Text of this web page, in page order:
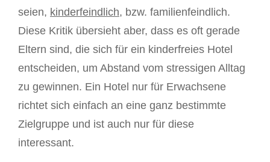
seien, kinderfeindlich, bzw. familienfeindlich.
Diese Kritik übersieht aber, dass es oft gerade
Eltern sind, die sich für ein kinderfreies Hotel
entscheiden, um Abstand vom stressigen Alltag
zu gewinnen. Ein Hotel nur für Erwachsene
richtet sich einfach an eine ganz bestimmte
Zielgruppe und ist auch nur für diese
interessant.